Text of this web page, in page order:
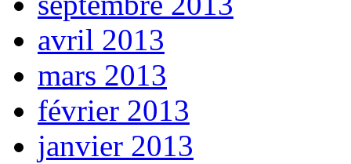
avril 2013
mars 2013
février 2013
janvier 2013